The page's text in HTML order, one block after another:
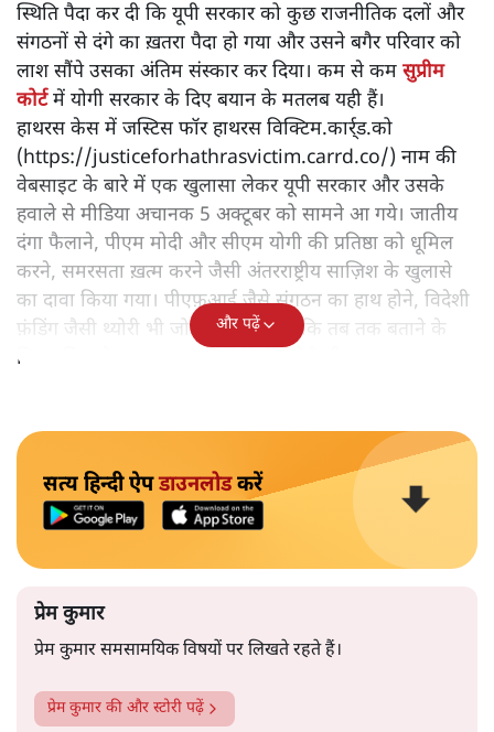
स्थिति पैदा कर दी कि यूपी सरकार को कुछ राजनीतिक दलों और
संगठनों से दंगे का ख़तरा पैदा हो गया और उसने बगैर परिवार को
लाश सौंपे उसका अंतिम संस्कार कर दिया। कम से कम सुप्रीम
कोर्टमें योगी सरकार के दिए बयान के मतलब यही हैं।
हाथरस केस में जस्टिस फॉर हाथरस विक्टिम.कार्र्ड.को
(https://justiceforhathrasvictim.carrd.co/) नाम की
वेबसाइट के बारे में एक खुलासा लेकर यूपी सरकार और उसके
हवाले से मीडिया अचानक 5 अक्टूबर को सामने आ गये। जातीय
दंगा फैलाने, पीएम मोदी और सीएम योगी की प्रतिष्ठा को धूमिल
करने, समरसता ख़त्म करने जैसी अंतरराष्ट्रीय साज़िश के खुलासे
का दावा किया गया। पीएफ़आई जैसे संगठन का हाथ होने, विदेशी
फ़ंडिंग जैसी थ्योरी भी जोड़ दी गयी। हालाँकि तब तक बताने के
लिए पुलिस के पास तथ्य नहीं थे सिर्फ़ थ्योरी थी।
और पढ़ें
सत्य हिन्दी ऐपडाउनलोडकरें
प्रेम कुमार
प्रेम कुमार समसामयिक विषयों पर लिखते रहते हैं।
प्रेम कुमार की और स्टोरी पढ़ें